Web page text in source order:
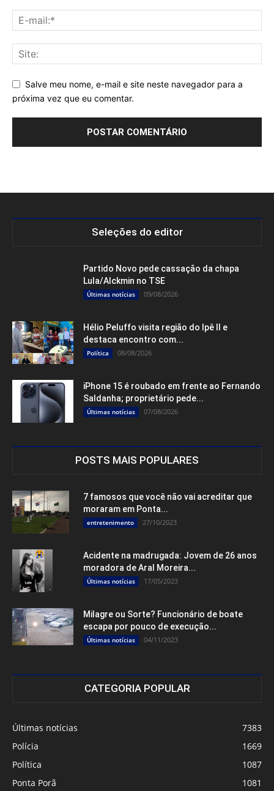
Salve meu nome, e-mail e site neste navegador para a
próxima vez que eu comentar.
Seleções do editor
Partido Novo pede cassação da chapa
Lula/Alckmin no TSE
Últimas notícias 09/08/2026
Hélio Peluffo visita região do Ipê II e
destaca encontro com...
Política 08/08/2026
iPhone 15 é roubado em frente ao Fernando
Saldanha; proprietário pede...
Últimas notícias 07/08/2026
POSTS MAIS POPULARES
7 famosos que você não vai acreditar que
moraram em Ponta...
entretenimento 27/10/2023
Acidente na madrugada: Jovem de 26 anos
moradora de Aral Moreira...
Últimas notícias 17/05/2023
Milagre ou Sorte? Funcionário de boate
escapa por pouco de execução...
Últimas notícias 04/11/2023
CATEGORIA POPULAR
Últimas notícias
7383
Polícia
1669
Política
1087
Ponta Porã
1081